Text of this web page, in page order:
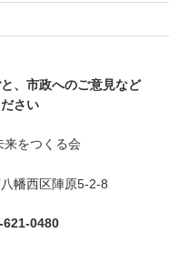
、市政へのご意見など
さい
をつくる会
幡西区陣原5-2-8
621-0480